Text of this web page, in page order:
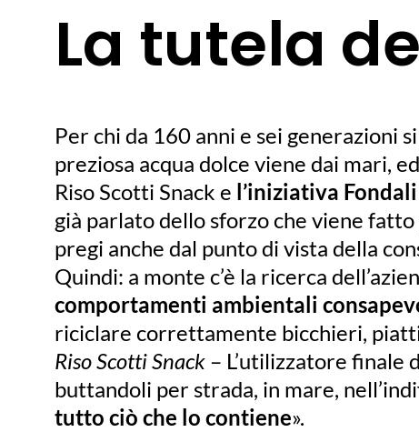
La tutela
Per chi da 160 anni e sei generazioni
preziosa acqua dolce viene dai mari,
Riso Scotti Snack e l’iniziativa
già parlato dello sforzo che viene
pregi anche dal punto di vista della
Quindi: a monte c’è la ricerca
comportamenti ambientali
riciclare correttamente bicchieri,
Riso Scotti Snack – L’utilizzatore finale
buttandoli per strada, in mare,
tutto ciò che lo contiene».